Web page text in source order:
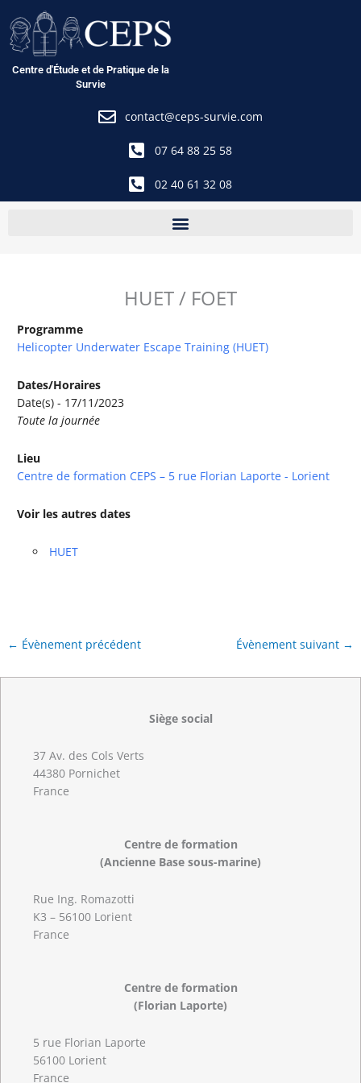
au
contenu
Centre d'Étude et de Pratique de la
Survie
contact@ceps-survie.com
07 64 88 25 58
02 40 61 32 08
HUET / FOET
Programme
Helicopter Underwater Escape Training (HUET)
Dates/Horaires
Date(s) - 17/11/2023
Toute la journée
Lieu
Centre de formation CEPS – 5 rue Florian Laporte - Lorient
Voir les autres dates
HUET
← Évènement précédent Évènement suivant →
Siège social
37 Av. des Cols Verts
44380 Pornichet
France
Centre de formation
(Ancienne Base sous-marine)
Rue Ing. Romazotti
K3 – 56100 Lorient
France
Centre de formation
(Florian Laporte)
5 rue Florian Laporte
56100 Lorient
France